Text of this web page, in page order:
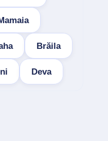
Brăila
Deva